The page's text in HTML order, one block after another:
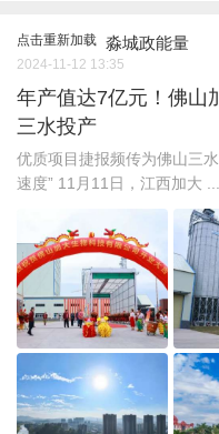
点击重新加载 淼城政能量
2024-11-12 13:35
年产值达7亿元！佛山
三水投产
优质项目捷报频传为佛山三
速度” 11月11日，江西加大 ...